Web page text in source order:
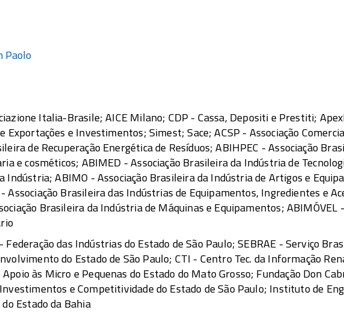
Paolo
Italia-Brasile; AICE Milano; CDP - Cassa, Depositi e Prestiti;
Exportações e Investimentos; Simest; Sace; ACSP - Associação
de Recuperação Energética de Resíduos; ABIHPEC - Associação
e cosméticos; ABIMED - Associação Brasileira da Indústria de
Indústria; ABIMO - Associação Brasileira da Indústria de Artigos e
Associação Brasileira das Indústrias de Equipamentos, Ingredientes e
Brasileira da Indústria de Máquinas e Equipamentos; ABIMÓVEL
Federação das Indústrias do Estado de São Paulo; SEBRAE - Serviço
do Estado de São Paulo; CTI - Centro Tec. da Informação
às Micro e Pequenas do Estado do Mato Grosso; Fundação Don
e Competitividade do Estado de São Paulo; Instituto de
Estado da Bahia